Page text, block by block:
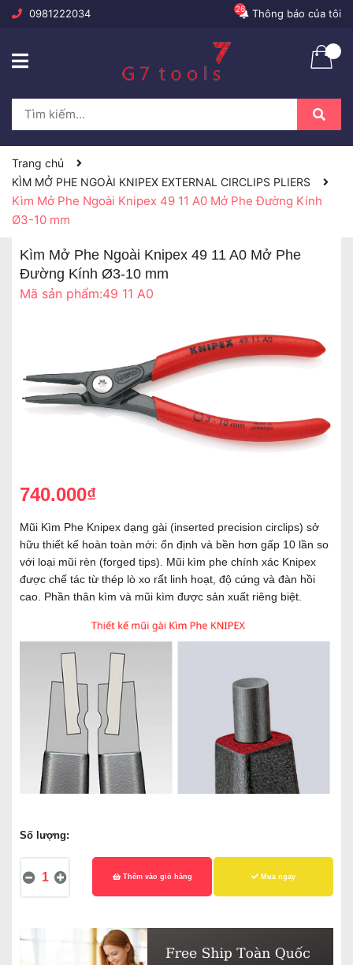
0981222034 Thông báo của tôi
26
Trang chủ
KÌM MỞ PHE NGOÀI KNIPEX EXTERNAL CIRCLIPS PLIERS
Kìm Mở Phe Ngoài Knipex 49 11 A0 Mở Phe Đường Kính
Ø3-10 mm
Kìm Mở Phe Ngoài Knipex 49 11 A0 Mở Phe
Đường Kính Ø3-10 mm
Mã sản phẩm:49 11 A0
740.000₫
Mũi Kìm Phe Knipex dạng gài (inserted precision circlips) sở
hữu thiết kế hoàn toàn mới: ổn định và bền hơn gấp 10 lần so
với loại mũi rèn (forged tips). Mũi kìm phe chính xác Knipex
được chế tác từ thép lò xo rất linh hoạt, độ cứng và đàn hồi
cao. Phần thân kìm và mũi kìm được sản xuất riêng biệt.
Số lượng:
Thêm vào giỏ hàng Mua ngay